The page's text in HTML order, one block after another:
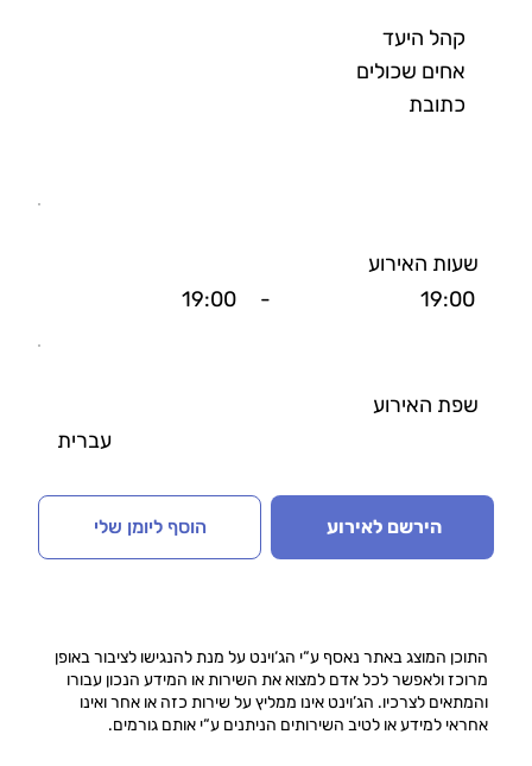
קהל היעד
אחים שכולים
כתובת
שעות האירוע
19:00
-
19:00
שפת האירוע
עברית
הירשם לאירוע הוסף ליומן שלי
התוכן המוצג באתר נאסף ע“י הג‘וינט על מנת להנגישו לציבור באופן
מרוכז ולאפשר לכל אדם למצוא את השירות או המידע הנכון עבורו
והמתאים לצרכיו. הג’וינט אינו ממליץ על שירות כזה או אחר ואינו
אחראי למידע או לטיב השירותים הניתנים ע“י אותם גורמים.